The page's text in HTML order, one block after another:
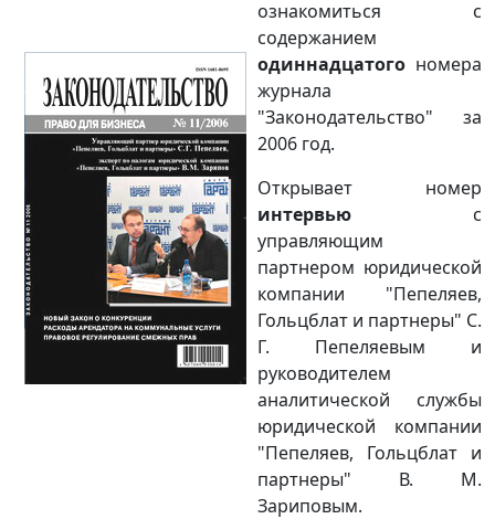
ознакомиться с
содержанием
одиннадцатого номера
журнала
"Законодательство" за
2006 год.
Открывает номер
интервью с
управляющим
партнером юридической
компании "Пепеляев,
Гольцблат и партнеры" С.
Г. Пепеляевым и
руководителем
аналитической службы
юридической компании
"Пепеляев, Гольцблат и
партнеры" В. М.
Зариповым.